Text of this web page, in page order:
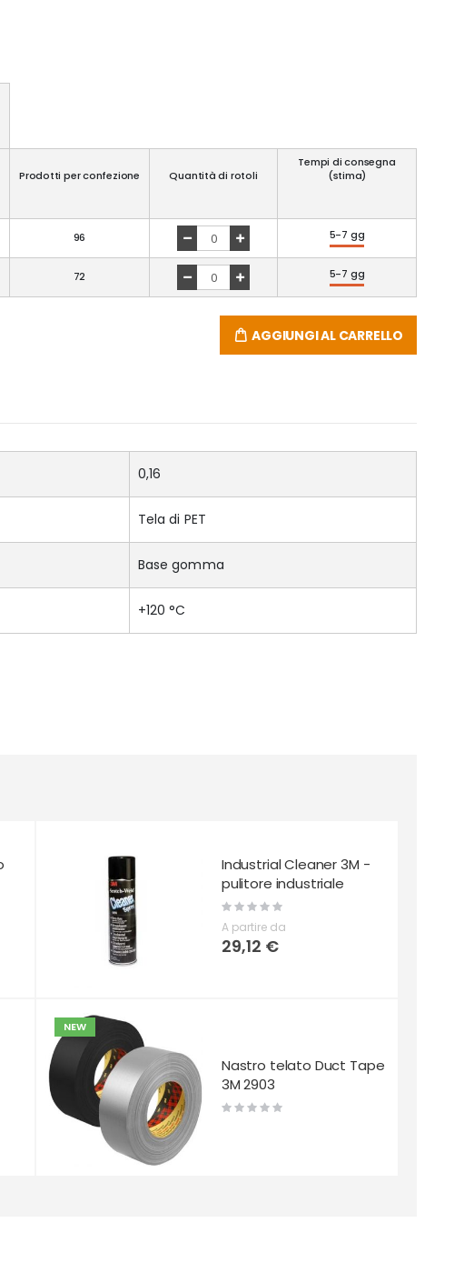
Prodotti per confezione Quantità di rotoli
Tempi di consegna
(stima)
96 5-7 gg
72 5-7 gg
AGGIUNGI AL CARRELLO
0,16
Tela di PET
Base gomma
+120 °C
Industrial Cleaner 3M -
pulitore industriale
Rating:
0%
A partire da
29,12 €
NEW
Nastro telato Duct Tape
3M 2903
Rating:
0%